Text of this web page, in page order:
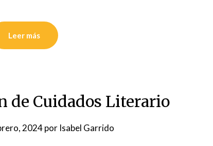
Leer más
de Cuidados Literario
2024por Isabel Garrido